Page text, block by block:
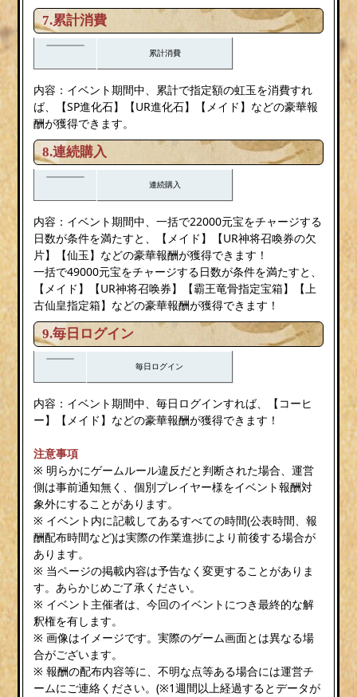
7.累計消費
累計消費
内容：イベント期間中、累計で指定額の虹玉を消費すれ
ば、【SP進化石】【UR進化石】【メイド】などの豪華報
酬が獲得できます。
8.連続購入
連続購入
内容：イベント期間中、一括で22000元宝をチャージする
日数が条件を満たすと、【メイド】【UR神将召喚券の欠
片】【仙玉】などの豪華報酬が獲得できます！
一括で49000元宝をチャージする日数が条件を満たすと、
【メイド】【UR神将召唤券】【霸王竜骨指定宝箱】【上
古仙皇指定箱】などの豪華報酬が獲得できます！
9.毎日ログイン
毎日ログイン
内容：イベント期間中、毎日ログインすれば、【コーヒ
ー】【メイド】などの豪華報酬が獲得できます！
注意事項
※ 明らかにゲームルール違反だと判断された場合、運営
側は事前通知無く、個別プレイヤー様をイベント報酬対
象外にすることがあります。
※ イベント内に記載してあるすべての時間(公表時間、報
酬配布時間など)は実際の作業進捗により前後する場合が
あります。
※ 当ページの掲載内容は予告なく変更することがありま
す。あらかじめご了承ください。
※ イベント主催者は、今回のイベントにつき最終的な解
釈権を有します。
※ 画像はイメージです。実際のゲーム画面とは異なる場
合がございます。
※ 報酬の配布内容等に、不明な点等ある場合には運営チ
ームにご連絡ください。(※1週間以上経過するとデータが